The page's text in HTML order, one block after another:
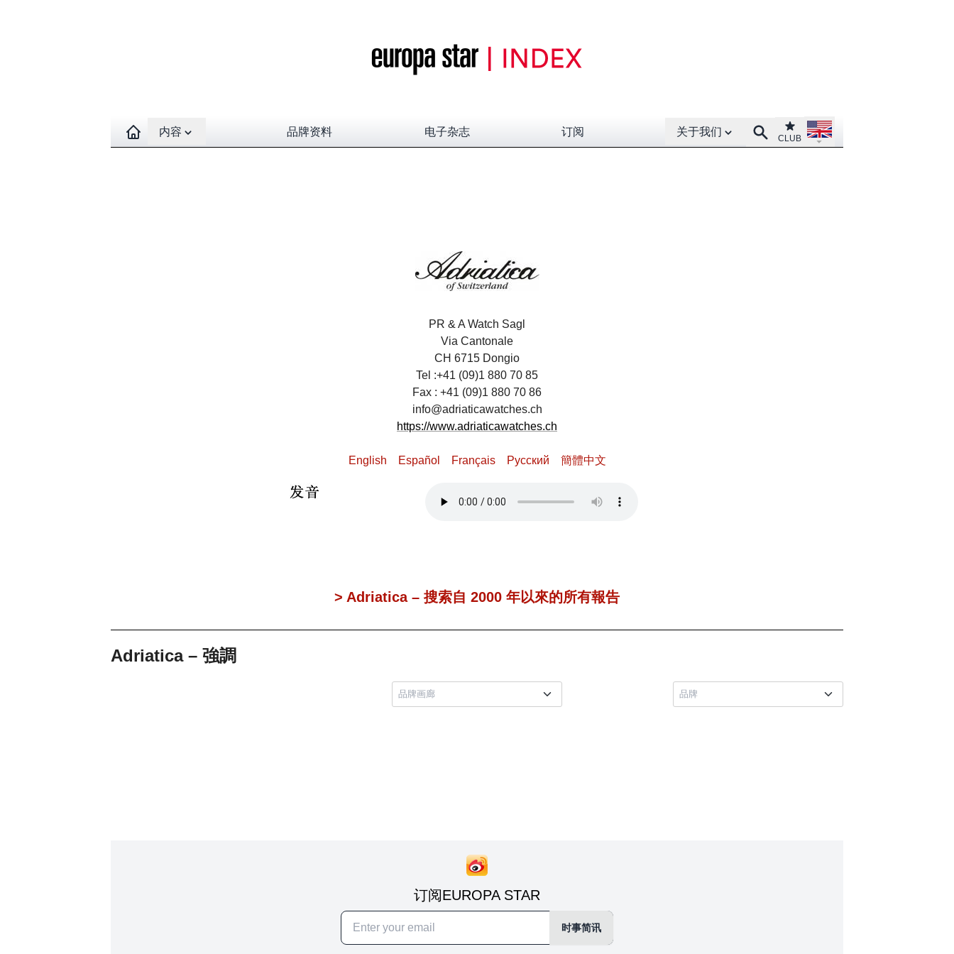
Open contents menu
内容 品牌资料 电子杂志 订阅
Open About menu
关于我们 SearchClub
CLUB
Open language menu
PR & A Watch Sagl
Via Cantonale
CH 6715 Dongio
Tel :+41 (09)1 880 70 85
Fax : +41 (09)1 880 70 86
info@adriaticawatches.ch
https://www.adriaticawatches.ch
English Español Français Pусский 簡體中文
> Adriatica – 搜索自 2000 年以來的所有報告
Adriatica – 強調
订阅EUROPA STAR
时事简讯